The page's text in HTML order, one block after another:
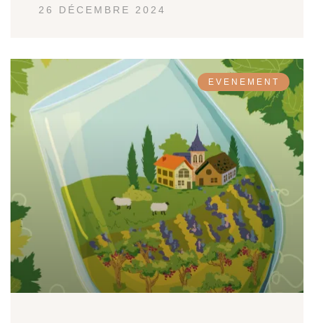
26 DÉCEMBRE 2024
EVENEMENT